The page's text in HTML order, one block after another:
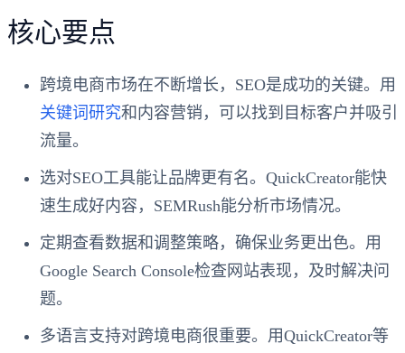
核心要点
跨境电商市场在不断增长，SEO是成功的关键。用
关键词研究和内容营销，可以找到目标客户并吸引
流量。
选对SEO工具能让品牌更有名。QuickCreator能快
速生成好内容，SEMRush能分析市场情况。
定期查看数据和调整策略，确保业务更出色。用
Google Search Console检查网站表现，及时解决问
题。
多语言支持对跨境电商很重要。用QuickCreator等